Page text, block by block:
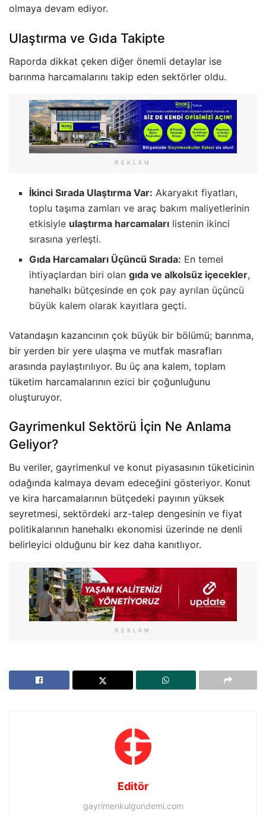
olmaya devam ediyor.
Ulaştırma ve Gıda Takipte
Raporda dikkat çeken diğer önemli detaylar ise
barınma harcamalarını takip eden sektörler oldu.
REKLAM
İkinci Sırada Ulaştırma Var: Akaryakıt fiyatları,
toplu taşıma zamları ve araç bakım maliyetlerinin
etkisiyle ulaştırma harcamaları listenin ikinci
sırasına yerleşti.
Gıda Harcamaları Üçüncü Sırada: En temel
ihtiyaçlardan biri olangıda ve alkolsüz içecekler,
hanehalkı bütçesinde en çok pay ayrılan üçüncü
büyük kalem olarak kayıtlara geçti.
Vatandaşın kazancının çok büyük bir bölümü; barınma,
bir yerden bir yere ulaşma ve mutfak masrafları
arasında paylaştırılıyor. Bu üç ana kalem, toplam
tüketim harcamalarının ezici bir çoğunluğunu
oluşturuyor.
Gayrimenkul Sektörü İçin Ne Anlama
Geliyor?
Bu veriler, gayrimenkul ve konut piyasasının tüketicinin
odağında kalmaya devam edeceğini gösteriyor. Konut
ve kira harcamalarının bütçedeki payının yüksek
seyretmesi, sektördeki arz-talep dengesinin ve fiyat
politikalarının hanehalkı ekonomisi üzerinde ne denli
belirleyici olduğunu bir kez daha kanıtlıyor.
REKLAM
Editör
gayrimenkulgundemi.com